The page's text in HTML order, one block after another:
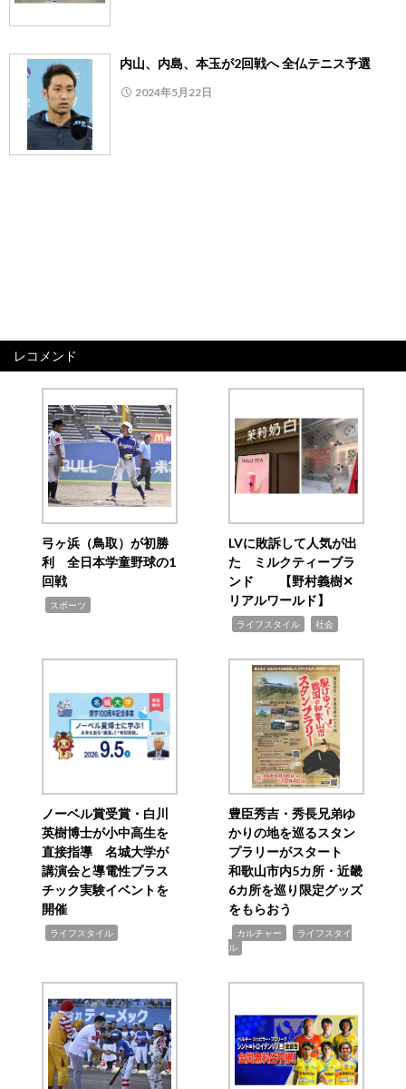
内山、内島、本玉が2回戦へ 全仏テニス予選
2024年5月22日
レコメンド
弓ヶ浜（鳥取）が初勝
利 全日本学童野球の1
回戦
スポーツ
LVに敗訴して人気が出
た ミルクティーブラ
ンド 【野村義樹✕
リアルワールド】
ライフスタイル 社会
ノーベル賞受賞・白川
英樹博士が小中高生を
直接指導 名城大学が
講演会と導電性プラス
チック実験イベントを
開催
ライフスタイル
豊臣秀吉・秀長兄弟ゆ
かりの地を巡るスタン
プラリーがスタート
和歌山市内5カ所・近畿
6カ所を巡り限定グッズ
をもらおう
カルチャー
ライフスタイ
ル